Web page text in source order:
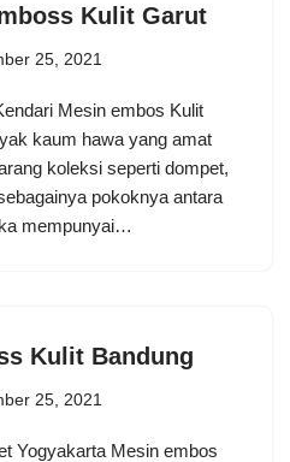
Kulit Garut
25, 2021
Mesin embos Kulit
kaum hawa yang amat
koleksi seperti dompet,
pokoknya antara
mempunyai…
Kulit Bandung
25, 2021
Yogyakarta Mesin embos